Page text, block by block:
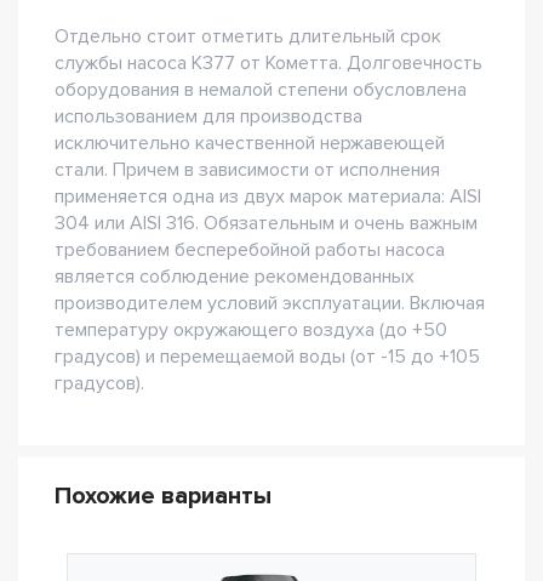
Отдельно стоит отметить длительный срок
службы насоса К377 от Кометта. Долговечность
оборудования в немалой степени обусловлена
использованием для производства
исключительно качественной нержавеющей
стали. Причем в зависимости от исполнения
применяется одна из двух марок материала: AISI
304 или AISI 316. Обязательным и очень важным
требованием бесперебойной работы насоса
является соблюдение рекомендованных
производителем условий эксплуатации. Включая
температуру окружающего воздуха (до +50
градусов) и перемещаемой воды (от -15 до +105
градусов).
Похожие варианты